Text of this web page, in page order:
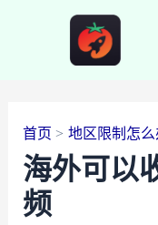
首页 地区限制怎么
海外可以
频